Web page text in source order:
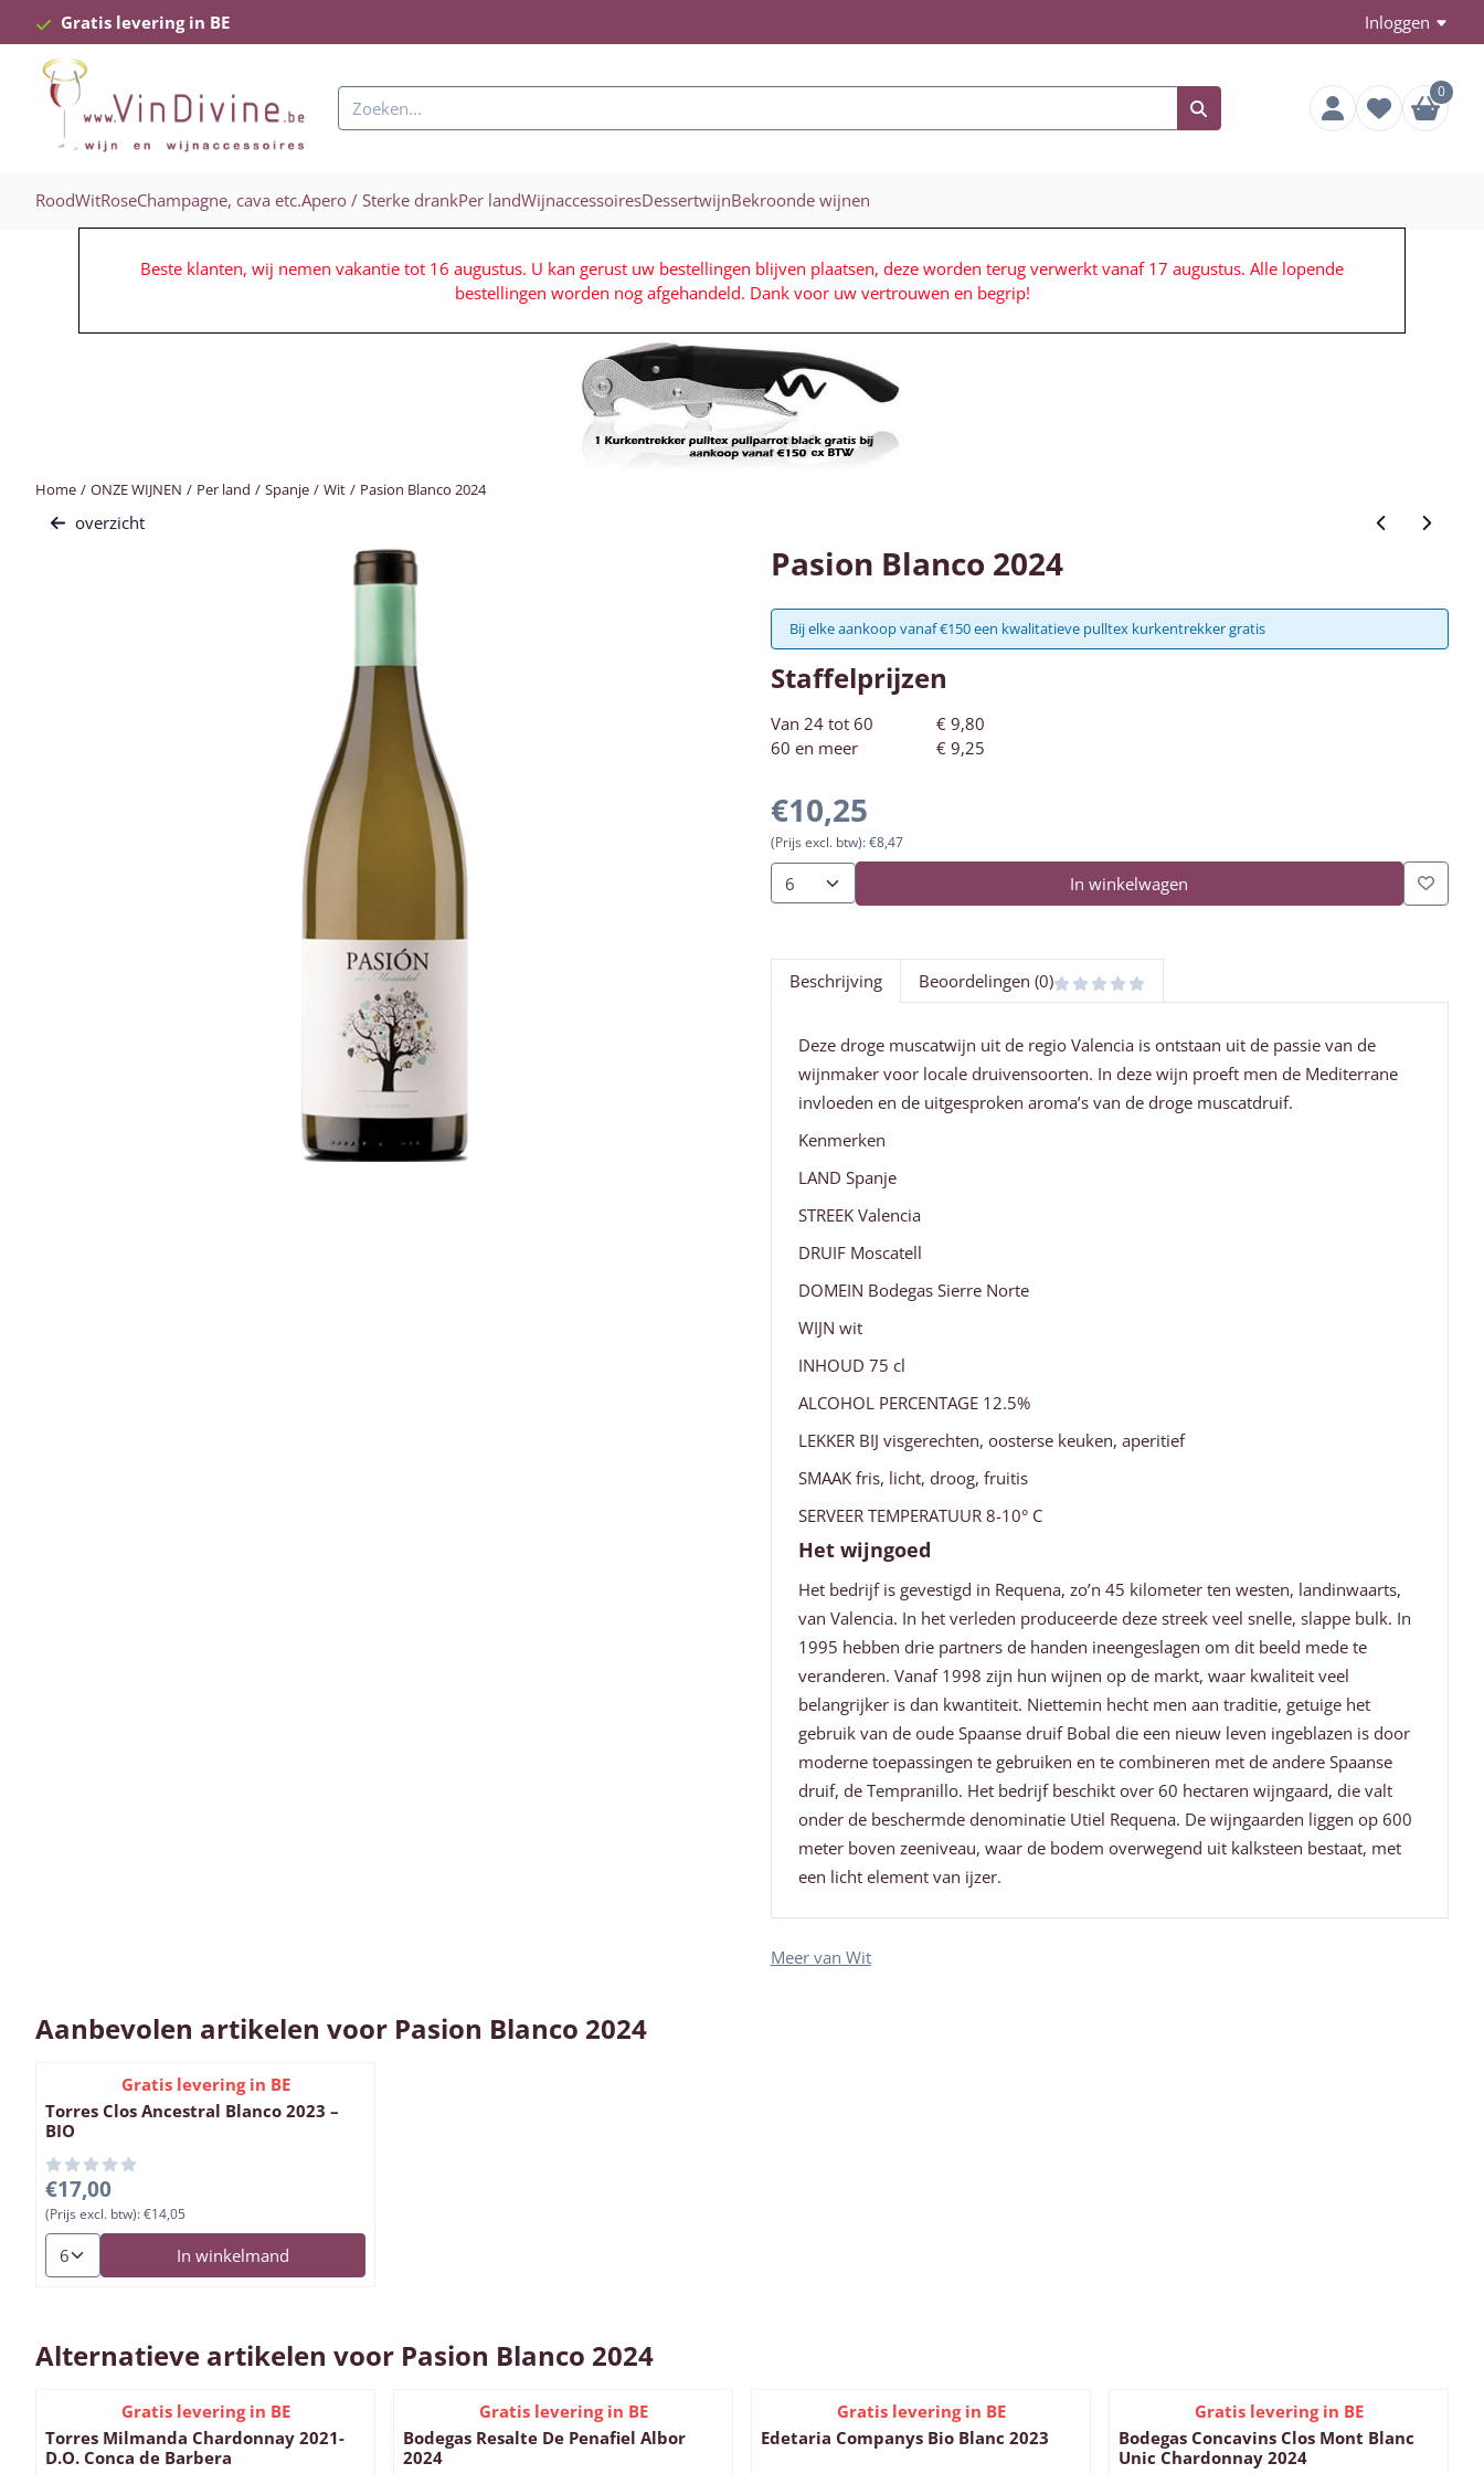
Cookievoorkeuren zijn beschikbaar. Kies instellingen of sta alle cookies toe.
Gratis levering in BE Inloggen
Zoeken 0
RoodWitRoseChampagne, cava etc.Apero / Sterke drankPer landWijnaccessoiresDessertwijnBekroonde wijnen
Beste klanten, wij nemen vakantie tot 16 augustus. U kan gerust uw bestellingen blijven plaatsen, deze worden terug verwerkt vanaf 17 augustus. Alle lopende
bestellingen worden nog afgehandeld. Dank voor uw vertrouwen en begrip!
Home / ONZE WIJNEN / Per land / Spanje / Wit / Pasion Blanco 2024
overzicht
Pasion Blanco 2024
Bij elke aankoop vanaf €150 een kwalitatieve pulltex kurkentrekker gratis
Staffelprijzen
Van 24 tot 60 € 9,80
60 en meer
€ 9,25
€10,25
(Prijs excl. btw): €8,47
Aantal In winkelwagen
Beschrijving Beoordelingen (0)
Deze droge muscatwijn uit de regio Valencia is ontstaan uit de passie van de
wijnmaker voor locale druivensoorten. In deze wijn proeft men de Mediterrane
invloeden en de uitgesproken aroma’s van de droge muscatdruif.
Kenmerken
LAND Spanje
STREEK Valencia
DRUIF Moscatell
DOMEIN Bodegas Sierre Norte
WIJN wit
INHOUD 75 cl
ALCOHOL PERCENTAGE 12.5%
LEKKER BIJ visgerechten, oosterse keuken, aperitief
SMAAK fris, licht, droog, fruitis
SERVEER TEMPERATUUR 8-10° C
Het wijngoed
Het bedrijf is gevestigd in Requena, zo’n 45 kilometer ten westen, landinwaarts,
van Valencia. In het verleden produceerde deze streek veel snelle, slappe bulk. In
1995 hebben drie partners de handen ineengeslagen om dit beeld mede te
veranderen. Vanaf 1998 zijn hun wijnen op de markt, waar kwaliteit veel
belangrijker is dan kwantiteit. Niettemin hecht men aan traditie, getuige het
gebruik van de oude Spaanse druif Bobal die een nieuw leven ingeblazen is door
moderne toepassingen te gebruiken en te combineren met de andere Spaanse
druif, de Tempranillo. Het bedrijf beschikt over 60 hectaren wijngaard, die valt
onder de beschermde denominatie Utiel Requena. De wijngaarden liggen op 600
meter boven zeeniveau, waar de bodem overwegend uit kalksteen bestaat, met
een licht element van ijzer.
Meer van Wit
Aanbevolen artikelen voor Pasion Blanco 2024
Gratis levering in BE
Torres Clos Ancestral Blanco 2023 –
BIO
Prijs: 17,00, exclusief btw: 14,05
€17,00
(Prijs excl. btw):€14,05
Aantal kiezen voor Torres Clos Ancestral Blanco 2023 – BIO
In winkelmand
Alternatieve artikelen voor Pasion Blanco 2024
Gratis levering in BE
Torres Milmanda Chardonnay 2021-
D.O. Conca de Barbera
Gratis levering in BE
Bodegas Resalte De Penafiel Albor
2024
Gratis levering in BE
Edetaria Companys Bio Blanc 2023
Gratis levering in BE
Bodegas Concavins Clos Mont Blanc
Unic Chardonnay 2024